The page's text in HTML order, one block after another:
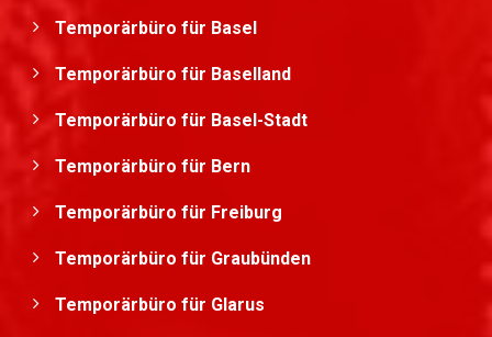
Temporärbüro für Basel
Temporärbüro für Baselland
Temporärbüro für Basel-Stadt
Temporärbüro für Bern
Temporärbüro für Freiburg
Temporärbüro für Graubünden
Temporärbüro für Glarus